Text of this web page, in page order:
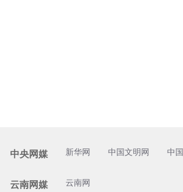
中央网媒 新华网 中国文明网 中
云南网媒 云南网